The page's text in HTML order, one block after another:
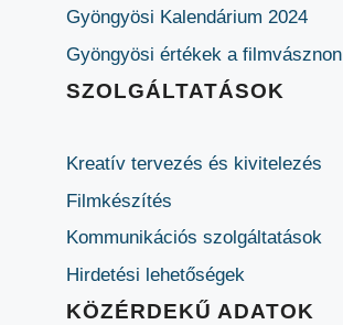
Gyöngyösi Kalendárium 2024
Gyöngyösi értékek a filmvásznon
SZOLGÁLTATÁSOK
Kreatív tervezés és kivitelezés
Filmkészítés
Kommunikációs szolgáltatások
Hirdetési lehetőségek
KÖZÉRDEKŰ ADATOK